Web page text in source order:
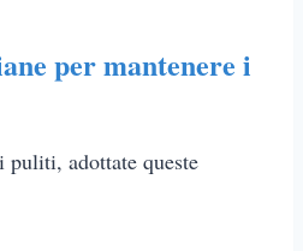
per mantenere i
puliti, adottate queste